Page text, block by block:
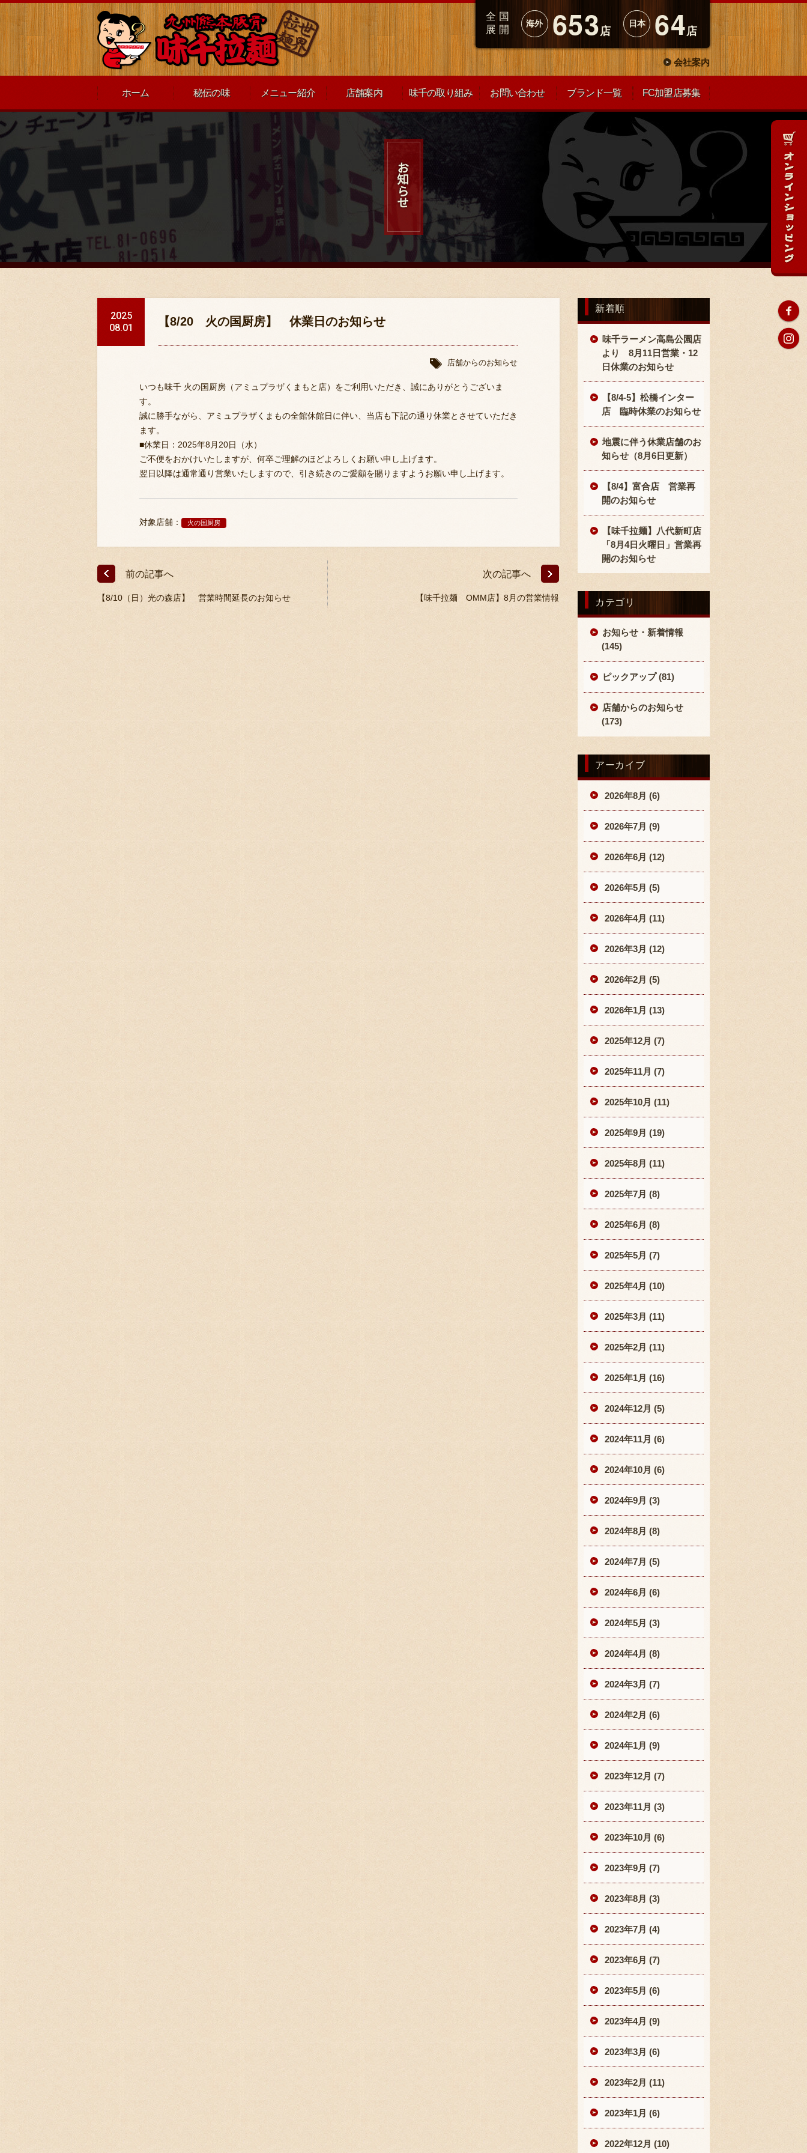
全国
展開
海外 653店
日本 64店
会社案内
ホーム 秘伝の味 メニュー紹介 店舗案内 味千の取り組み お問い合わせ ブランド一覧 FC加盟店募集
2025
08.01
【8/20 火の国厨房】 休業日のお知らせ
店舗からのお知らせ
いつも味千 火の国厨房（アミュプラザくまもと店）をご利用いただき、誠にありがとうございま
す。
誠に勝手ながら、アミュプラザくまもの全館休館日に伴い、当店も下記の通り休業とさせていただき
ます。
■休業日：2025年8月20日（水）
ご不便をおかけいたしますが、何卒ご理解のほどよろしくお願い申し上げます。
翌日以降は通常通り営業いたしますので、引き続きのご愛顧を賜りますようお願い申し上げます。
対象店舗： 火の国厨房
前の記事へ
【8/10（日）光の森店】 営業時間延長のお知らせ
次の記事へ
【味千拉麺 OMM店】8月の営業情報
新着順
味千ラーメン高島公園店
より 8月11日営業・12
日休業のお知らせ
【8/4-5】松橋インター
店 臨時休業のお知らせ
地震に伴う休業店舗のお
知らせ（8月6日更新）
【8/4】富合店 営業再
開のお知らせ
【味千拉麺】八代新町店
「8月4日火曜日」営業再
開のお知らせ
カテゴリ
お知らせ・新着情報
(145)
ピックアップ (81)
店舗からのお知らせ
(173)
アーカイブ
2026年8月 (6)
2026年7月 (9)
2026年6月 (12)
2026年5月 (5)
2026年4月 (11)
2026年3月 (12)
2026年2月 (5)
2026年1月 (13)
2025年12月 (7)
2025年11月 (7)
2025年10月 (11)
2025年9月 (19)
2025年8月 (11)
2025年7月 (8)
2025年6月 (8)
2025年5月 (7)
2025年4月 (10)
2025年3月 (11)
2025年2月 (11)
2025年1月 (16)
2024年12月 (5)
2024年11月 (6)
2024年10月 (6)
2024年9月 (3)
2024年8月 (8)
2024年7月 (5)
2024年6月 (6)
2024年5月 (3)
2024年4月 (8)
2024年3月 (7)
2024年2月 (6)
2024年1月 (9)
2023年12月 (7)
2023年11月 (3)
2023年10月 (6)
2023年9月 (7)
2023年8月 (3)
2023年7月 (4)
2023年6月 (7)
2023年5月 (6)
2023年4月 (9)
2023年3月 (6)
2023年2月 (11)
2023年1月 (6)
2022年12月 (10)